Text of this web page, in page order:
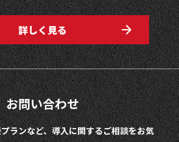
詳しく見る
お問い合わせ
ランなど、導入に関するご相談をお気